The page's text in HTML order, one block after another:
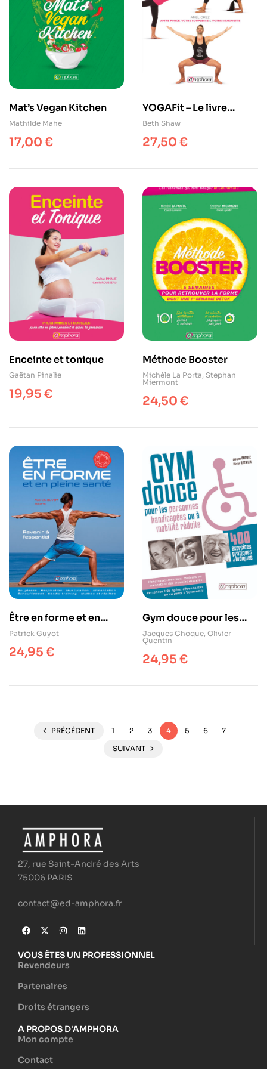
Mat’s Vegan Kitchen
Mathilde Mahe
17,00 €
YOGAFit – Le livre
officiel de la méthode
best-seller
Beth Shaw
27,50 €
Enceinte et tonique
Gaëtan Pinalie
19,95 €
Méthode Booster
Michèle La Porta, Stephan
Miermont
24,50 €
Être en forme et en
pleine santé
Patrick Guyot
24,95 €
Gym douce pour les
personnes
handicapées ou à
mobilité réduite
Jacques Choque, Olivier
Quentin
24,95 €
PRÉCÉDENT 1 2 3 4 5 6
7
SUIVANT
27, rue Saint-André des Arts
75006 PARIS
contact@ed-amphora.fr
VOUS ÊTES UN PROFESSIONNEL
Revendeurs
Partenaires
Droits étrangers
A PROPOS D'AMPHORA
Mon compte
Contact